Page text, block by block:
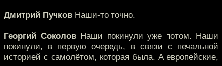
Дмитрий Пучков Наши-то точно.
Георгий СоколовНаши покинули уже потом. Наши
покинули, в первую очередь, в связи с печальной
историей с самолётом, которая была. А европейские,